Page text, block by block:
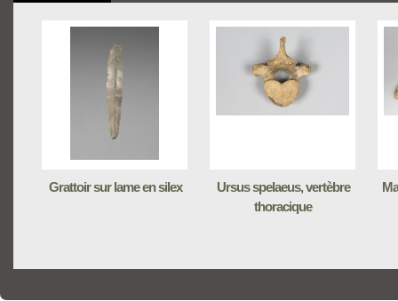
Grattoir sur lame en silex
Ursus spelaeus, vertèbre
thoracique